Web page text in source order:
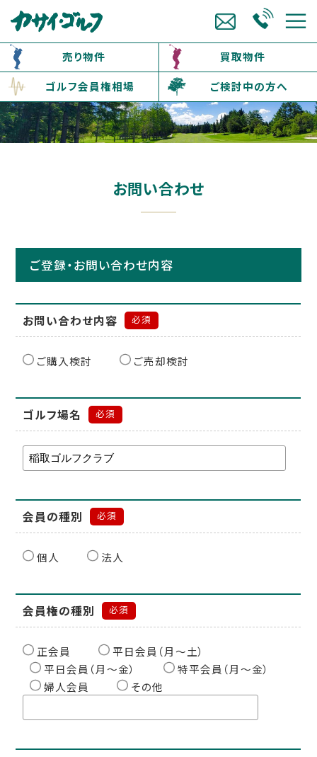
売り物件
買取物件
ゴルフ会員権相場
ご検討中の方へ
お問い合わせ
ご登録・お問い合わせ内容
お問い合わせ内容 必須
ご購入検討 ご売却検討
ゴルフ場名 必須
会員の種別 必須
個人 法人
会員権の種別 必須
正会員
平日会員（月〜土）
平日会員（月〜金）
特平会員（月〜金）
婦人会員
その他